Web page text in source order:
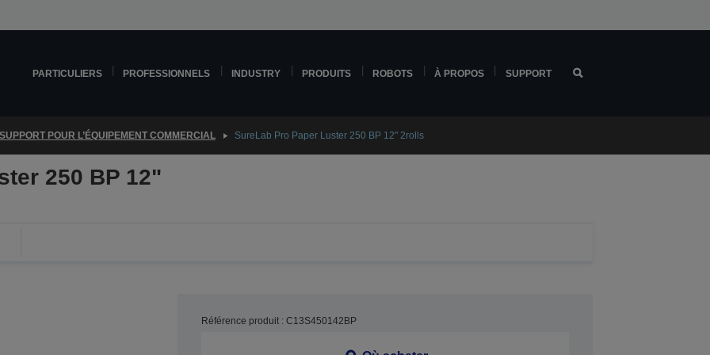
PARTICULIERS PROFESSIONNELS INDUSTRY PRODUITS ROBOTS À PROPOS SUPPORT
POUR L’ÉQUIPEMENT COMMERCIAL SureLab Pro Paper Luster 250 BP 12" 2rolls
250 BP 12"
Référence produit : C13S450142BP